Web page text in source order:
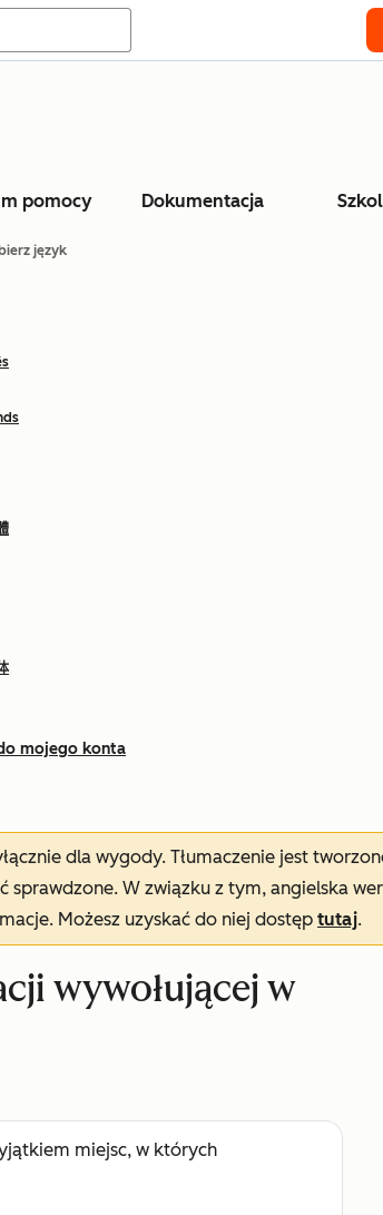
pomocy Dokumentacja
język
mojego konta
dla wygody. Tłumaczenie jest
W związku z tym, angielska
Możesz uzyskać do niej dostęp tutaj.
wywołującej w
miejsc, w których